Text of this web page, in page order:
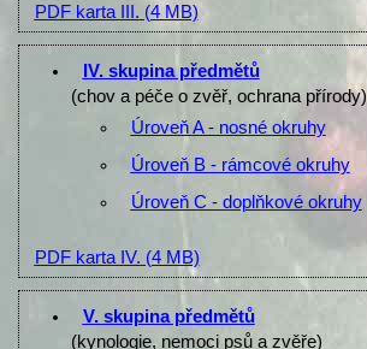
PDF karta III. (4 MB)
IV. skupina předmětů
(chov a péče o zvěř, ochrana přírody)
Úroveň A - nosné okruhy
Úroveň B - rámcové okruhy
Úroveň C - doplňkové okruhy
PDF karta IV. (4 MB)
V. skupina předmětů
(kynologie, nemoci psů a zvěře)